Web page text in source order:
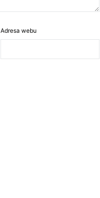
Adresa webu